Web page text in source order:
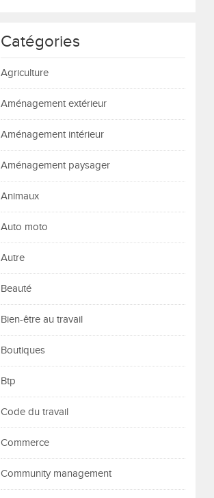
Catégories
Agriculture
Aménagement extérieur
Aménagement intérieur
Aménagement paysager
Animaux
Auto moto
Autre
Beauté
Bien-être au travail
Boutiques
Btp
Code du travail
Commerce
Community management